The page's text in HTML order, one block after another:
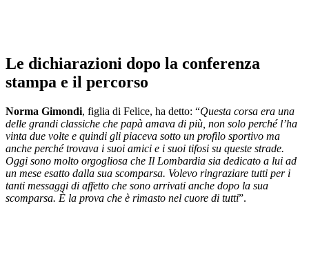
Le dichiarazioni dopo la conferenza
stampa e il percorso
Norma Gimondi, figlia di Felice, ha detto: “Questa corsa era una
delle grandi classiche che papà amava di più, non solo perché l’ha
vinta due volte e quindi gli piaceva sotto un profilo sportivo ma
anche perché trovava i suoi amici e i suoi tifosi su queste strade.
Oggi sono molto orgogliosa che Il Lombardia sia dedicato a lui ad
un mese esatto dalla sua scomparsa. Volevo ringraziare tutti per i
tanti messaggi di affetto che sono arrivati anche dopo la sua
scomparsa. È la prova che è rimasto nel cuore di tutti”.